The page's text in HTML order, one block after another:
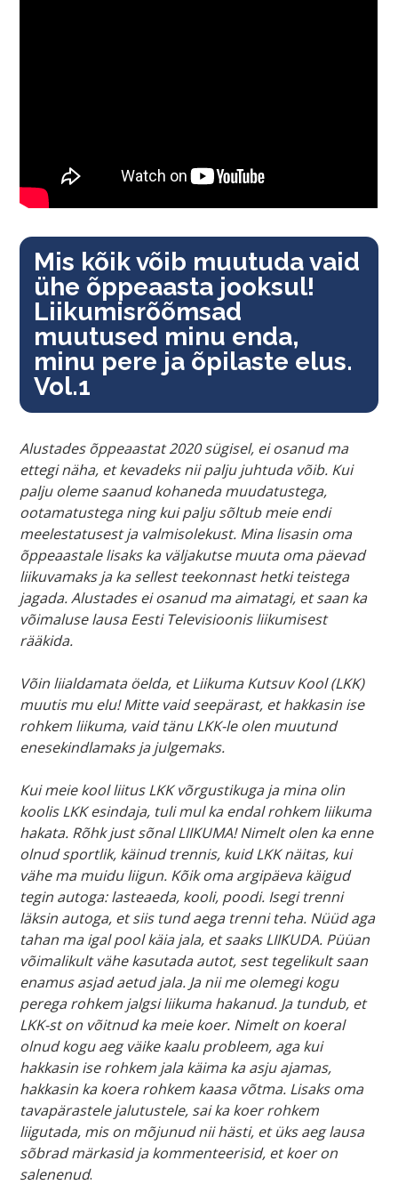
Mis kõik võib muutuda vaid
ühe õppeaasta jooksul!
Liikumisrõõmsad
muutused minu enda,
minu pere ja õpilaste elus.
Vol.1
Alustades õppeaastat 2020 sügisel, ei osanud ma
ettegi näha, et kevadeks nii palju juhtuda võib. Kui
palju oleme saanud kohaneda muudatustega,
ootamatustega ning kui palju sõltub meie endi
meelestatusest ja valmisolekust. Mina lisasin oma
õppeaastale lisaks ka väljakutse muuta oma päevad
liikuvamaks ja ka sellest teekonnast hetki teistega
jagada. Alustades ei osanud ma aimatagi, et saan ka
võimaluse lausa Eesti Televisioonis liikumisest
rääkida.
Võin liialdamata öelda, et Liikuma Kutsuv Kool (LKK)
muutis mu elu! Mitte vaid seepärast, et hakkasin ise
rohkem liikuma, vaid tänu LKK-le olen muutund
enesekindlamaks ja julgemaks.
Kui meie kool liitus LKK võrgustikuga ja mina olin
koolis LKK esindaja, tuli mul ka endal rohkem liikuma
hakata. Rõhk just sõnal LIIKUMA! Nimelt olen ka enne
olnud sportlik, käinud trennis, kuid LKK näitas, kui
vähe ma muidu liigun. Kõik oma argipäeva käigud
tegin autoga: lasteaeda, kooli, poodi. Isegi trenni
läksin autoga, et siis tund aega trenni teha. Nüüd aga
tahan ma igal pool käia jala, et saaks LIIKUDA. Püüan
võimalikult vähe kasutada autot, sest tegelikult saan
enamus asjad aetud jala. Ja nii me olemegi kogu
perega rohkem jalgsi liikuma hakanud. Ja tundub, et
LKK-st on võitnud ka meie koer. Nimelt on koeral
olnud kogu aeg väike kaalu probleem, aga kui
hakkasin ise rohkem jala käima ka asju ajamas,
hakkasin ka koera rohkem kaasa võtma. Lisaks oma
tavapärastele jalutustele, sai ka koer rohkem
liigutada, mis on mõjunud nii hästi, et üks aeg lausa
sõbrad märkasid ja kommenteerisid, et koer on
salenenud.